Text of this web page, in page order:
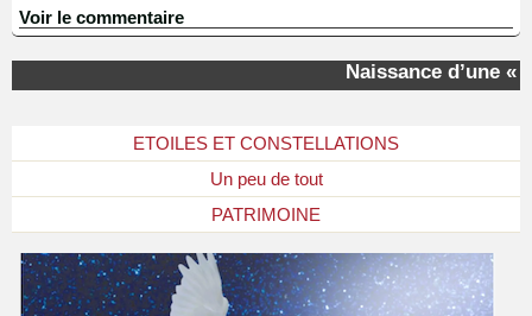
ETOILES ET CONSTELLATIONS
Un peu de tout
PATRIMOINE
Voir le commentaire
Naissance d’une «